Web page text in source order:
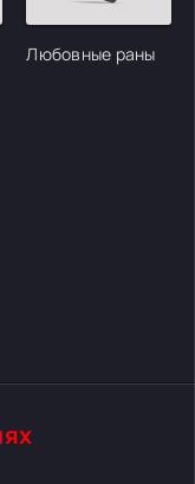
Любовные раны